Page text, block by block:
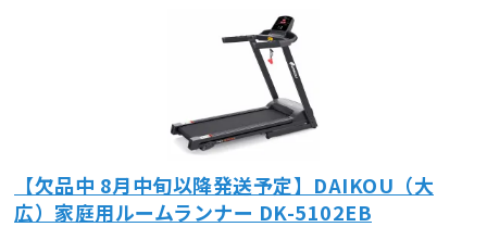
【欠品中 8月中旬以降発送予定】DAIKOU（大
広）家庭用ルームランナー DK-5102EB